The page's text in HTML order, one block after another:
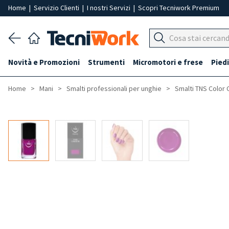
Home | Servizio Clienti | I nostri Servizi | Scopri Tecniwork Premium
Novità e Promozioni Strumenti Micromotori e frese Piedi
Home Mani Smalti professionali per unghie Smalti TNS Color